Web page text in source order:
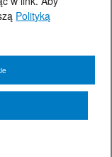
Polityką